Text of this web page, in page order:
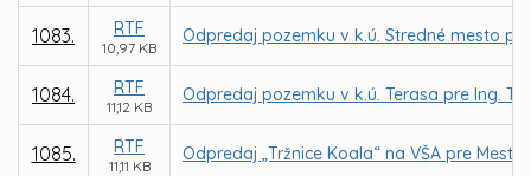
1083. RTF
10,97 KB
Odpredaj pozemku v k.ú. Stredné mesto
1084. RTF
11,12 KB
Odpredaj pozemku v k.ú. Terasa pre Ing.
1085. RTF
11,11 KB
Odpredaj „Tržnice Koala“ na VŠA pre